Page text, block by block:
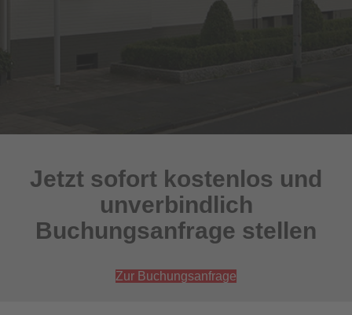
Jetzt sofort kostenlos und
unverbindlich
Buchungsanfrage stellen
Zur Buchungsanfrage